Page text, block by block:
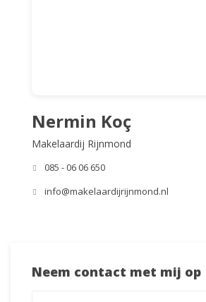
Nermin Koç
Makelaardij Rijnmond
085 - 06 06 650
info@makelaardijrijnmond.nl
Neem contact met mij op